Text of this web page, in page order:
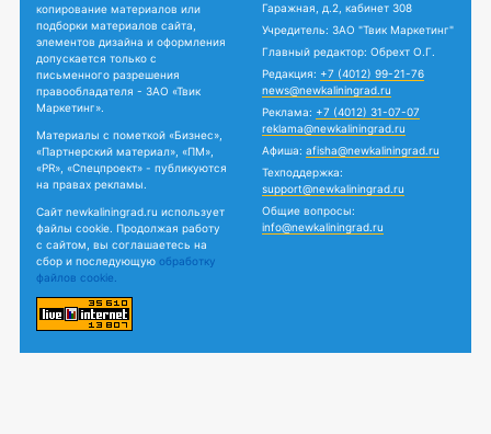
копирование материалов или
подборки материалов сайта,
элементов дизайна и оформления
допускается только с
письменного разрешения
правообладателя - ЗАО «Твик
Маркетинг».
Материалы с пометкой «Бизнес»,
«Партнерский материал», «ПМ»,
«PR», «Спецпроект» - публикуются
на правах рекламы.
Сайт newkaliningrad.ru использует
файлы cookie. Продолжая работу
с сайтом, вы соглашаетесь на
сбор и последующую обработку
файлов cookie.
Гаражная, д.2, кабинет 308
Учредитель: ЗАО "Твик Маркетинг"
Главный редактор: Обрехт О.Г.
Редакция: +7 (4012) 99-21-76
news@newkaliningrad.ru
Реклама: +7 (4012) 31-07-07
reklama@newkaliningrad.ru
Афиша: afisha@newkaliningrad.ru
Техподдержка:
support@newkaliningrad.ru
Общие вопросы:
info@newkaliningrad.ru